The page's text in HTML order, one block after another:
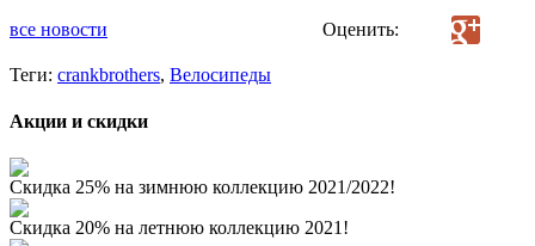
все новости Оценить:
Теги: crankbrothers, Велосипеды
Акции и скидки
Скидка 25% на зимнюю коллекцию 2021/2022!
Скидка 20% на летнюю коллекцию 2021!